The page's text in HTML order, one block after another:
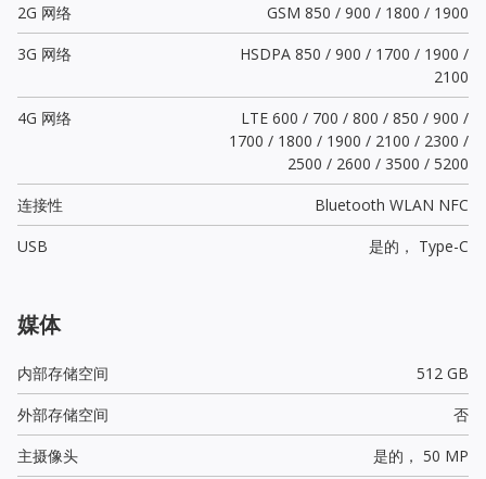
2G 网络
GSM 850 / 900 / 1800 / 1900
3G 网络
HSDPA 850 / 900 / 1700 / 1900 /
2100
4G 网络
LTE 600 / 700 / 800 / 850 / 900 /
1700 / 1800 / 1900 / 2100 / 2300 /
2500 / 2600 / 3500 / 5200
连接性
Bluetooth WLAN NFC
USB
是的， Type-C
媒体
内部存储空间
512 GB
外部存储空间
否
主摄像头
是的， 50 MP